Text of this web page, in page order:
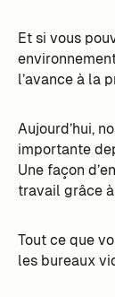
Et si vous
l’avance à la
Aujourd’hui,
importante
Une façon
travail grâce à
Tout ce que
les bureaux